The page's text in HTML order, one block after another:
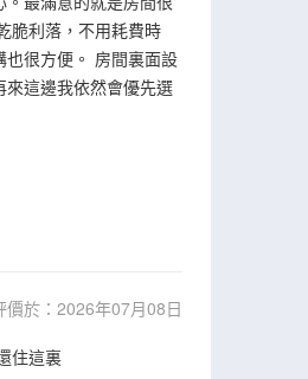
脆利落，不用耗費時
很方便。 房間裏面設
這邊我依然會優先選
價於：2026年07月08日
住這裏